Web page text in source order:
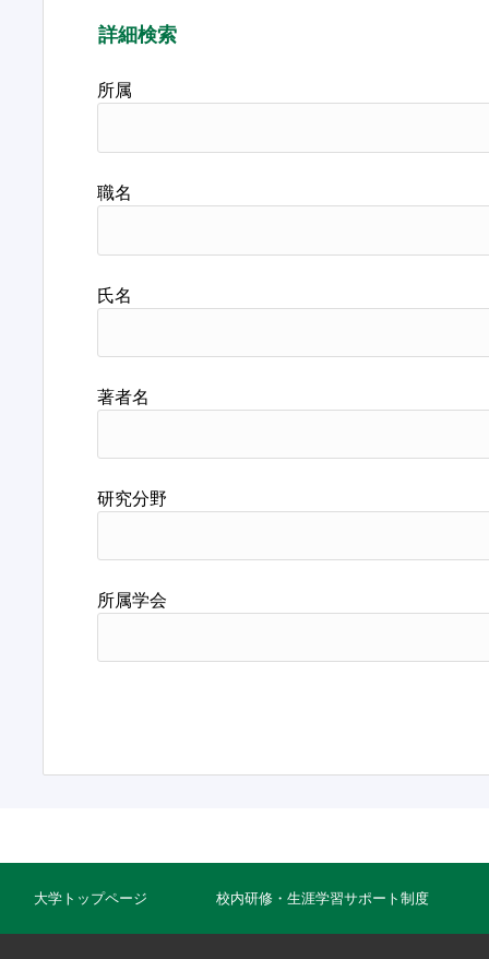
詳細検索
所属
職名
氏名
著者名
研究分野
所属学会
大学トップページ 校内研修・生涯学習サポート制度